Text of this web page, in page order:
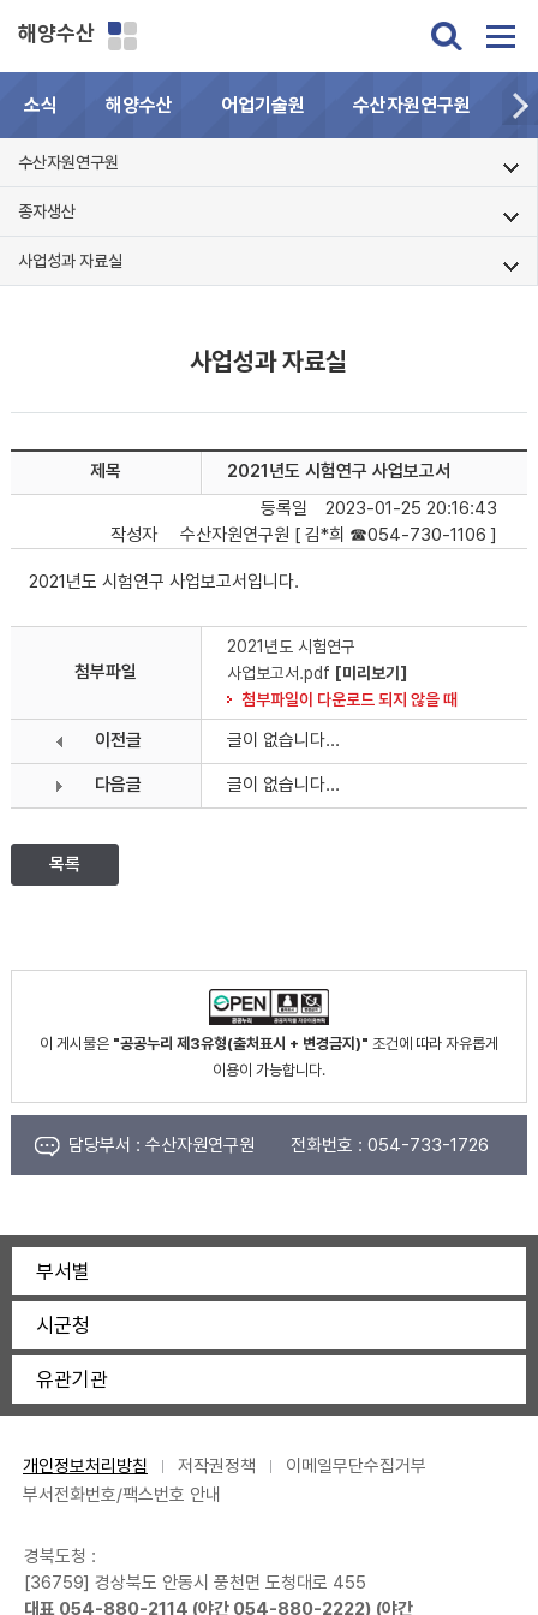
해양수산
소식 해양수산 어업기술원 수산자원연구원
수산자원연구원
종자생산
사업성과 자료실
사업성과 자료실
제목
2021년도 시험연구 사업보고서
등록일
2023-01-25 20:16:43
작성자
수산자원연구원 [ 김*희 ☎054-730-1106 ]
2021년도 시험연구 사업보고서입니다.
첨부파일
2021년도 시험연구
사업보고서.pdf [미리보기]
첨부파일이 다운로드 되지 않을 때
이전글 글이 없습니다...
다음글 글이 없습니다...
목록
이 게시물은 "공공누리 제3유형(출처표시 + 변경금지)" 조건에 따라 자유롭게
이용이 가능합니다.
담당부서 : 수산자원연구원 전화번호 : 054-733-1726
부서별
시군청
유관기관
개인정보처리방침 저작권정책
이메일무단수집거부
부서전화번호/팩스번호 안내
경북도청 :
[36759] 경상북도 안동시 풍천면 도청대로 455
대표 054-880-2114 (야간 054-880-2222) (야간